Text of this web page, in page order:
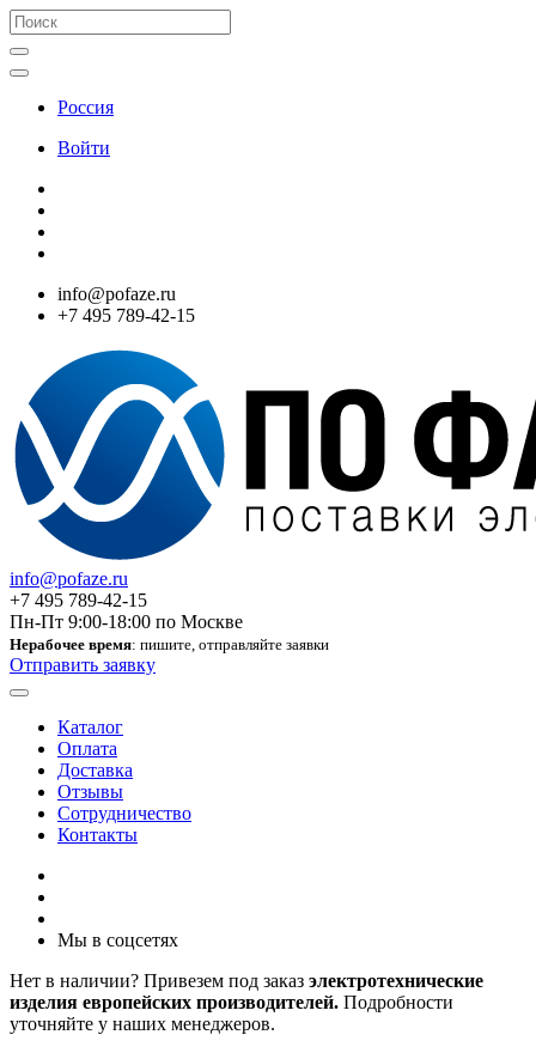
Россия
Войти
info@pofaze.ru
+7 495 789-42-15
info@pofaze.ru
+7 495 789-42-15
Пн-Пт 9:00-18:00 по Москве
Нерабочее время: пишите, отправляйте заявки
Отправить заявку
Каталог
Оплата
Доставка
Отзывы
Сотрудничество
Контакты
Мы в соцсетях
Нет в наличии? Привезем под заказ электротехнические
изделия европейских производителей. Подробности
уточняйте у наших менеджеров.